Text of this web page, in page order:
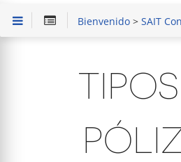
Bienvenido> SAIT